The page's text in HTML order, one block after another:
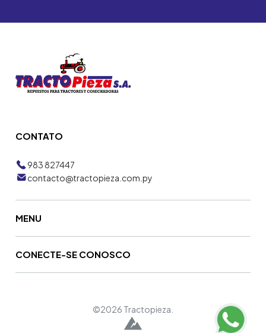
CONTATO
983 827447
contacto@tractopieza.com.py
MENU
CONECTE-SE CONOSCO
©2026 Tractopieza.